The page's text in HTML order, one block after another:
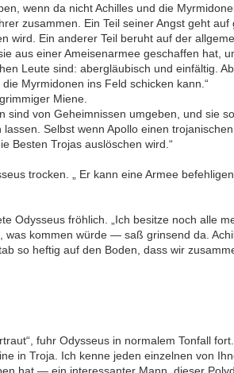
wenn da nicht Achilles und die
zusammen. Ein Teil seiner Angst geht
wird. Ein anderer Teil beruht auf der
aus einer Ameisenarmee geschaffen hat,
Leute sind: abergläubisch und einfältig.
Myrmidonen ins Feld schicken kann.“
Miene.
sind von Geheimnissen umgeben, und sie
Selbst wenn Apollo einen
Besten Trojas auslöschen wird.“
trocken. „ Er kann eine Armee
Odysseus fröhlich. „Ich besitze noch alle
kommen würde — saß grinsend da.
so heftig auf den Boden, dass wir
fuhr Odysseus in normalem Tonfall
in Troja. Ich kenne jeden einzelnen von